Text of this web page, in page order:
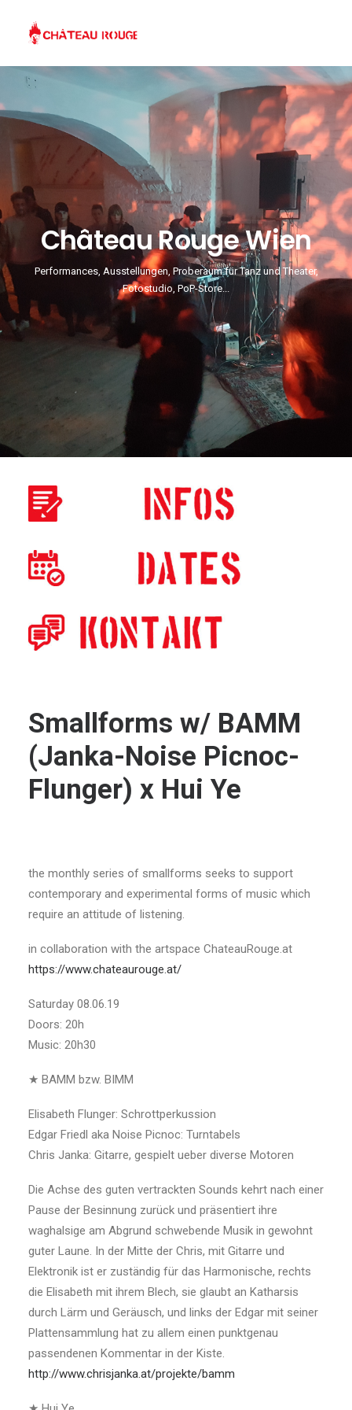
Château Rouge Wien
Performances, Ausstellungen, Proberaum für Tanz und Theater,
Fotostudio, PoP-Store...
Smallforms w/ BAMM
(Janka-Noise Picnoc-
Flunger) x Hui Ye
the monthly series of smallforms seeks to support
contemporary and experimental forms of music which
require an attitude of listening.
in collaboration with the artspace ChateauRouge.at
https://www.chateaurouge.at/
Saturday 08.06.19
Doors: 20h
Music: 20h30
★ BAMM bzw. BIMM
Elisabeth Flunger: Schrottperkussion
Edgar Friedl aka Noise Picnoc: Turntabels
Chris Janka: Gitarre, gespielt ueber diverse Motoren
Die Achse des guten vertrackten Sounds kehrt nach einer
Pause der Besinnung zurück und präsentiert ihre
waghalsige am Abgrund schwebende Musik in gewohnt
guter Laune. In der Mitte der Chris, mit Gitarre und
Elektronik ist er zuständig für das Harmonische, rechts
die Elisabeth mit ihrem Blech, sie glaubt an Katharsis
durch Lärm und Geräusch, und links der Edgar mit seiner
Plattensammlung hat zu allem einen punktgenau
passendenen Kommentar in der Kiste.
http://www.chrisjanka.at/projekte/bamm